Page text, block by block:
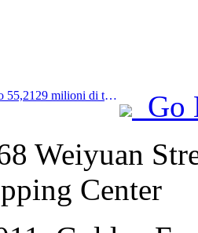
Prev:Hainan ha ricevuto 55,2129 milioni di turisti nella prima metà dell'anno
Go
Weiyuan
Center